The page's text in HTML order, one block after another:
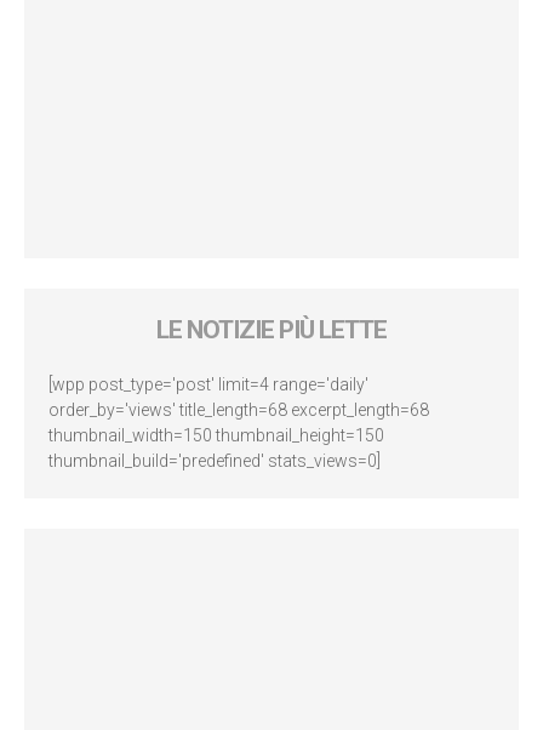
LE NOTIZIE PIÙ LETTE
[wpp post_type='post' limit=4 range='daily'
order_by='views' title_length=68 excerpt_length=68
thumbnail_width=150 thumbnail_height=150
thumbnail_build='predefined' stats_views=0]